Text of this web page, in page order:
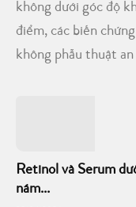
không dưới góc độ
điểm, các biến
không phẫu thuật
Retinol và Serum
nám...